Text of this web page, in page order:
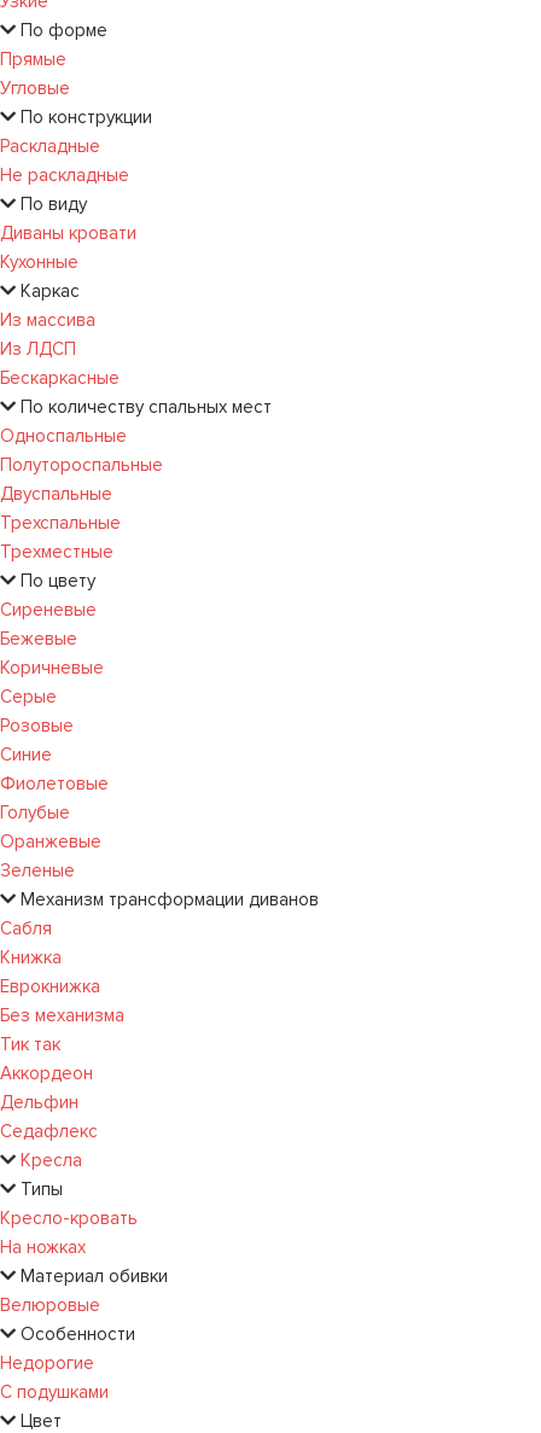
По форме
Прямые
Угловые
По конструкции
Раскладные
Не раскладные
По виду
Диваны кровати
Кухонные
Каркас
Из массива
Из ЛДСП
Бескаркасные
По количеству спальных мест
Односпальные
Полутороспальные
Двуспальные
Трехспальные
Трехместные
По цвету
Сиреневые
Бежевые
Коричневые
Серые
Розовые
Синие
Фиолетовые
Голубые
Оранжевые
Зеленые
Механизм трансформации диванов
Сабля
Книжка
Еврокнижка
Без механизма
Тик так
Аккордеон
Дельфин
Седафлекс
Кресла
Типы
Кресло-кровать
На ножках
Материал обивки
Велюровые
Особенности
Недорогие
С подушками
Цвет